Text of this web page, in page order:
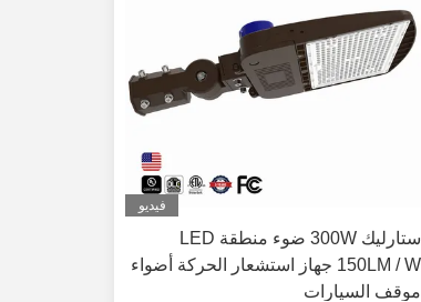
فيديو
ستارليك 300W ضوء منطقة LED
150LM / W جهاز استشعار الحركة أضواء
موقف السيارات